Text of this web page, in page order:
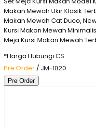
Makan Mewah Ukir Klasik
Makan Mewah Cat Duco,
Kursi Makan Mewah
Meja Kursi Makan Mewah
*Harga Hubungi CS
Pre Order / JM-1020
Pre Order